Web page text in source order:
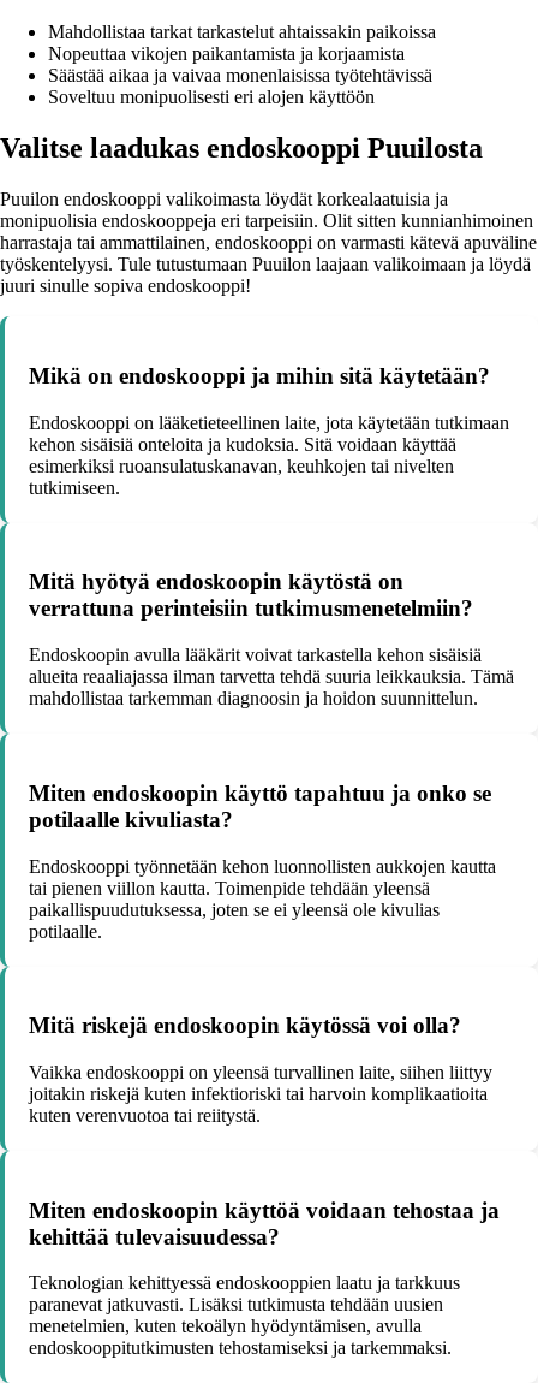
Mahdollistaa tarkat tarkastelut ahtaissakin paikoissa
Nopeuttaa vikojen paikantamista ja korjaamista
Säästää aikaa ja vaivaa monenlaisissa työtehtävissä
Soveltuu monipuolisesti eri alojen käyttöön
Valitse laadukas endoskooppi Puuilosta
Puuilon endoskooppi valikoimasta löydät korkealaatuisia ja
monipuolisia endoskooppeja eri tarpeisiin. Olit sitten kunnianhimoinen
harrastaja tai ammattilainen, endoskooppi on varmasti kätevä apuväline
työskentelyysi. Tule tutustumaan Puuilon laajaan valikoimaan ja löydä
juuri sinulle sopiva endoskooppi!
Mikä on endoskooppi ja mihin sitä käytetään?
Endoskooppi on lääketieteellinen laite, jota käytetään tutkimaan
kehon sisäisiä onteloita ja kudoksia. Sitä voidaan käyttää
esimerkiksi ruoansulatuskanavan, keuhkojen tai nivelten
tutkimiseen.
Mitä hyötyä endoskoopin käytöstä on
verrattuna perinteisiin tutkimusmenetelmiin?
Endoskoopin avulla lääkärit voivat tarkastella kehon sisäisiä
alueita reaaliajassa ilman tarvetta tehdä suuria leikkauksia. Tämä
mahdollistaa tarkemman diagnoosin ja hoidon suunnittelun.
Miten endoskoopin käyttö tapahtuu ja onko se
potilaalle kivuliasta?
Endoskooppi työnnetään kehon luonnollisten aukkojen kautta
tai pienen viillon kautta. Toimenpide tehdään yleensä
paikallispuudutuksessa, joten se ei yleensä ole kivulias
potilaalle.
Mitä riskejä endoskoopin käytössä voi olla?
Vaikka endoskooppi on yleensä turvallinen laite, siihen liittyy
joitakin riskejä kuten infektioriski tai harvoin komplikaatioita
kuten verenvuotoa tai reiitystä.
Miten endoskoopin käyttöä voidaan tehostaa ja
kehittää tulevaisuudessa?
Teknologian kehittyessä endoskooppien laatu ja tarkkuus
paranevat jatkuvasti. Lisäksi tutkimusta tehdään uusien
menetelmien, kuten tekoälyn hyödyntämisen, avulla
endoskooppitutkimusten tehostamiseksi ja tarkemmaksi.